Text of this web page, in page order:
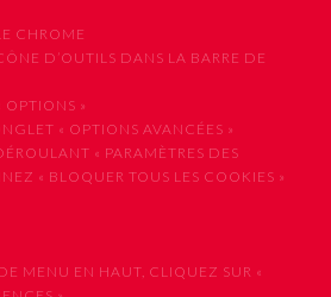
CHROME
D’OUTILS DANS LA BARRE DE
»
« OPTIONS AVANCÉES »
« PARAMÈTRES DES
« BLOQUER TOUS LES COOKIES »
MENU EN HAUT, CLIQUEZ SUR «